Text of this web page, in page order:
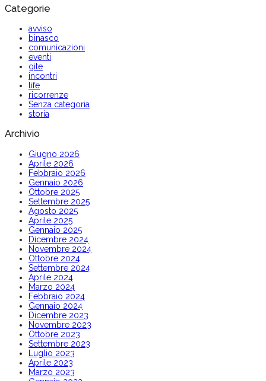
Categorie
avviso
binasco
comunicazioni
eventi
gite
incontri
life
ricorrenze
Senza categoria
storia
Archivio
Giugno 2026
Aprile 2026
Febbraio 2026
Gennaio 2026
Ottobre 2025
Settembre 2025
Agosto 2025
Aprile 2025
Gennaio 2025
Dicembre 2024
Novembre 2024
Ottobre 2024
Settembre 2024
Aprile 2024
Marzo 2024
Febbraio 2024
Gennaio 2024
Dicembre 2023
Novembre 2023
Ottobre 2023
Settembre 2023
Luglio 2023
Aprile 2023
Marzo 2023